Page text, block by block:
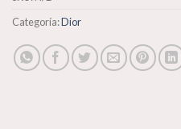
Categoría:Dior